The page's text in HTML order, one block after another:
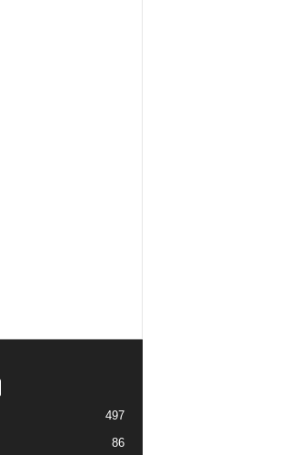
497
86